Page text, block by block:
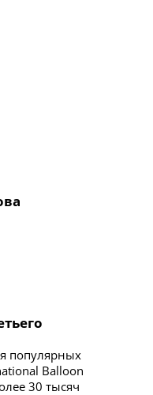
популярных
Balloon
30 тысяч